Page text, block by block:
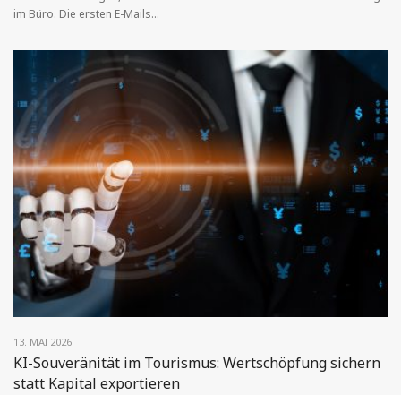
im Büro. Die ersten E-Mails...
13. MAI 2026
KI-Souveränität im Tourismus: Wertschöpfung sichern
statt Kapital exportieren